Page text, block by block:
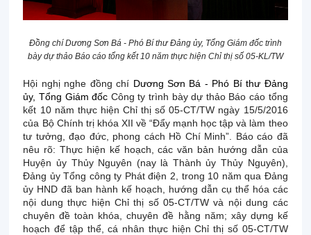
Đồng chí Dương Sơn Bá - Phó Bí thư Đảng ủy, Tổng Giám đốc trình
bày dự thảo Báo cáo tổng kết 10 năm thực hiện Chỉ thịsố 05-KL/TW
Hội nghị nghe đồng chí Dương Sơn Bá - Phó Bí thư Đảng
ủy, Tổng Giám đốc Công ty trình bày dự thảo Báo cáo tổng
kết 10 năm thực hiện Chỉ thị số 05-CT/TW ngày 15/5/2016
của Bộ Chính trị khóa XII về “Đẩy mạnh học tập và làm theo
tư tưởng, đạo đức, phong cách Hồ Chí Minh”. Báo cáo đã
nêu rõ: Thực hiện kế hoạch, các văn bản hướng dẫn của
Huyện ủy Thủy Nguyên (nay là Thành ủy Thủy Nguyên),
Đảng ủy Tổng công ty Phát điện 2, trong 10 năm qua Đảng
ủy HND đã ban hành kế hoạch, hướng dẫn cụ thể hóa các
nội dung thực hiện Chỉ thị số 05-CT/TW và nội dung các
chuyên đề toàn khóa, chuyên đề hằng năm; xây dựng kế
hoạch để tập thể, cá nhân thực hiện Chỉ thị số 05-CT/TW